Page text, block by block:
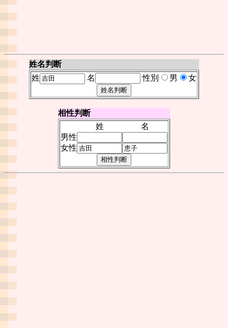
姓名判断
姓
名 性別 男 女
相性判断
姓
名
男性
女性